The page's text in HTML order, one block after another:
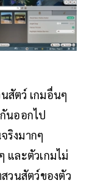
สัตว์ เกมอื่นๆ
นออกไป
ริงมากๆ
และตัวเกมไม่
สวนสัตว์ของตัว